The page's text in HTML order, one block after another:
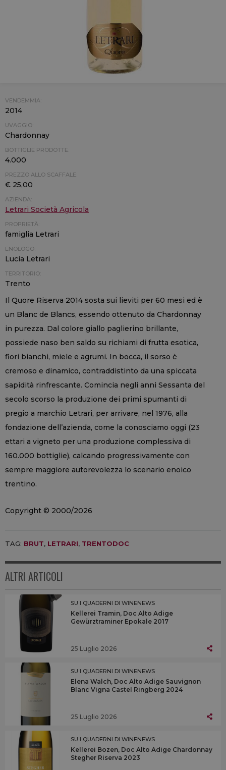
VENDEMMIA:
2014
UVAGGIO:
Chardonnay
BOTTIGLIE PRODOTTE:
4.000
PREZZO ALLO SCAFFALE:
€ 25,00
AZIENDA:
Letrari Società Agricola
PROPRIETÀ:
famiglia Letrari
ENOLOGO:
Lucia Letrari
TERRITORIO:
Trento
Il Quore Riserva 2014 sosta sui lieviti per 60 mesi ed è
un Blanc de Blancs, essendo ottenuto da Chardonnay
in purezza. Dal colore giallo paglierino brillante,
possiede naso ben saldo su richiami di frutta esotica,
fiori bianchi, miele e agrumi. In bocca, il sorso è
cremoso e dinamico, contraddistinto da una spiccata
sapidità rinfrescante. Comincia negli anni Sessanta del
secolo scorso la produzione dei primi spumanti di
pregio a marchio Letrari, per arrivare, nel 1976, alla
fondazione dell’azienda, come la conosciamo oggi (23
ettari a vigneto per una produzione complessiva di
160.000 bottiglie), calcando progressivamente con
sempre maggiore autorevolezza lo scenario enoico
trentino.
Copyright © 2000/2026
TAG: BRUT, LETRARI, TRENTODOC
ALTRI ARTICOLI
SU I QUADERNI DI WINENEWS
Kellerei Tramin, Doc Alto Adige
Gewürztraminer Epokale 2017
25 Luglio 2026
SU I QUADERNI DI WINENEWS
Elena Walch, Doc Alto Adige Sauvignon
Blanc Vigna Castel Ringberg 2024
25 Luglio 2026
SU I QUADERNI DI WINENEWS
Kellerei Bozen, Doc Alto Adige Chardonnay
Stegher Riserva 2023